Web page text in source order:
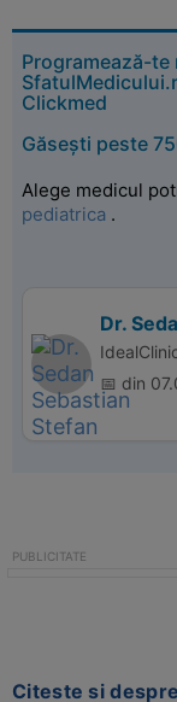
Programează-
Clickmed
Găsești peste
Alege medicul
pediatrica .
Dr.
📅 din
Citeste si